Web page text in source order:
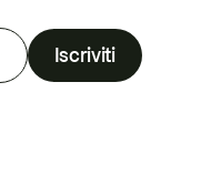
Iscriviti